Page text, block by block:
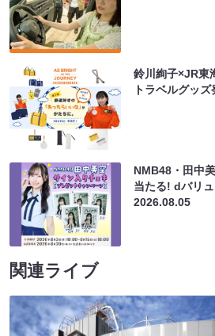
鈴川絢子×JR東
トラベルグッ
NMB48・田中
当たる! dバリ
2026.08.05
関連ライブ